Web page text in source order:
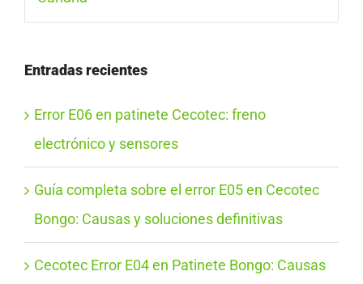
Entradas recientes
Error E06 en patinete Cecotec: freno
electrónico y sensores
Guía completa sobre el error E05 en Cecotec
Bongo: Causas y soluciones definitivas
Cecotec Error E04 en Patinete Bongo: Causas